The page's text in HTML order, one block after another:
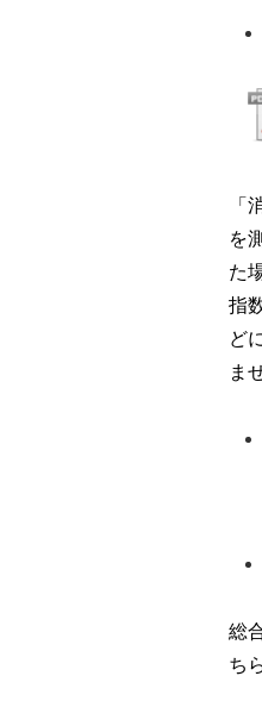
「
を
た
指
ど
ま
総
ち